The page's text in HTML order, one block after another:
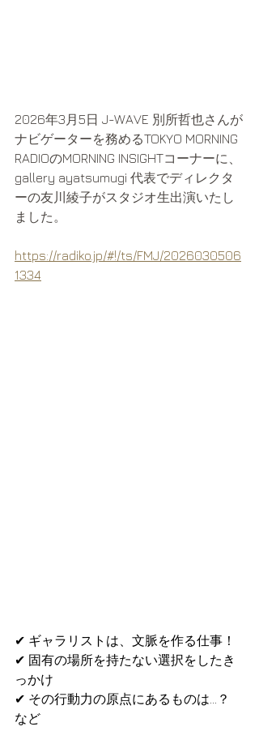
2026年3月5日 J-WAVE 別所哲也さんが
ナビゲーターを務めるTOKYO MORNING
RADIOのMORNING INSIGHTコーナーに、
gallery ayatsumugi 代表でディレクタ
ーの友川綾子がスタジオ生出演いたし
ました。
https://radiko.jp/#!/ts/FMJ/2026030506
1334
✔︎ ギャラリストは、文脈を作る仕事！
✔︎ 固有の場所を持たない選択をしたき
っかけ
✔︎ その行動力の原点にあるものは…？
など